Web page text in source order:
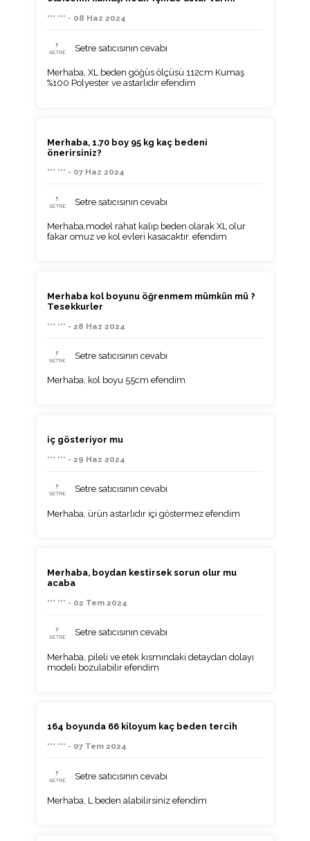
*** *** - 08 Haz 2024
Setre satıcısının cevabı
Merhaba, XL beden göğüs ölçüsü 112cm Kumaş
%100 Polyester ve astarlıdır efendim
Merhaba, 1.70 boy 95 kg kaç bedeni
önerirsiniz?
*** *** - 07 Haz 2024
Setre satıcısının cevabı
Merhaba,model rahat kalıp beden olarak XL olur
fakar omuz ve kol evleri kasacaktır. efendim
Merhaba kol boyunu öğrenmem mümkün mü ?
Tesekkurler
*** *** - 28 Haz 2024
Setre satıcısının cevabı
Merhaba, kol boyu 55cm efendim
iç gösteriyor mu
*** *** - 29 Haz 2024
Setre satıcısının cevabı
Merhaba, ürün astarlıdır içi göstermez efendim
Merhaba, boydan kestirsek sorun olur mu
acaba
*** *** - 02 Tem 2024
Setre satıcısının cevabı
Merhaba, pileli ve etek kısmındaki detaydan dolayı
modeli bozulabilir efendim
164 boyunda 66 kiloyum kaç beden tercih
*** *** - 07 Tem 2024
Setre satıcısının cevabı
Merhaba, L beden alabilirsiniz efendim